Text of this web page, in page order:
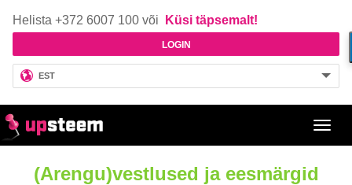
Helista +372 6007 100 või Küsi täpsemalt!
LOGIN
EST
(Arengu)vestlused ja eesmärgid